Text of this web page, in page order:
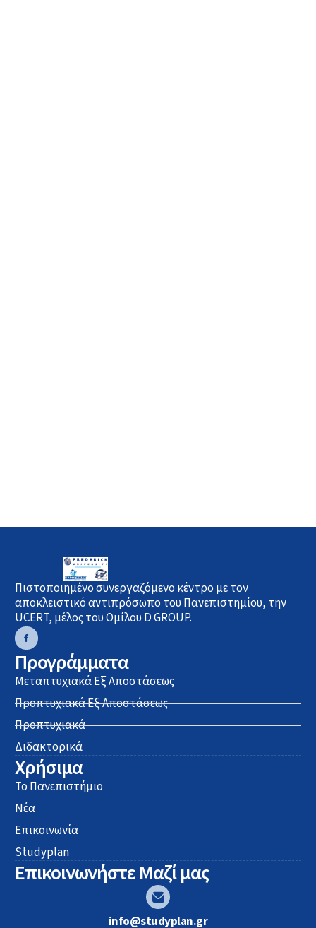
Πιστοποιημένο συνεργαζόμενο κέντρο με τον
αποκλειστικό αντιπρόσωπο του Πανεπιστημίου, την
UCERT, μέλος του Ομίλου D GROUP.
Προγράμματα
Μεταπτυχιακά Εξ Αποστάσεως
Προπτυχιακά Εξ Αποστάσεως
Προπτυχιακά
Διδακτορικά
Χρήσιμα
Το Πανεπιστήμιο
Νέα
Επικοινωνία
Studyplan
Επικοινωνήστε Μαζί μας
info@studyplan.gr